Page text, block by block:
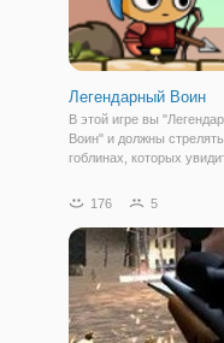
Легендарный Воин
В этой игре вы
Воин" и должны
гоблинах, которых
длину 21- го уровня и
недоброжелательные
каждом уровне вас
176 5